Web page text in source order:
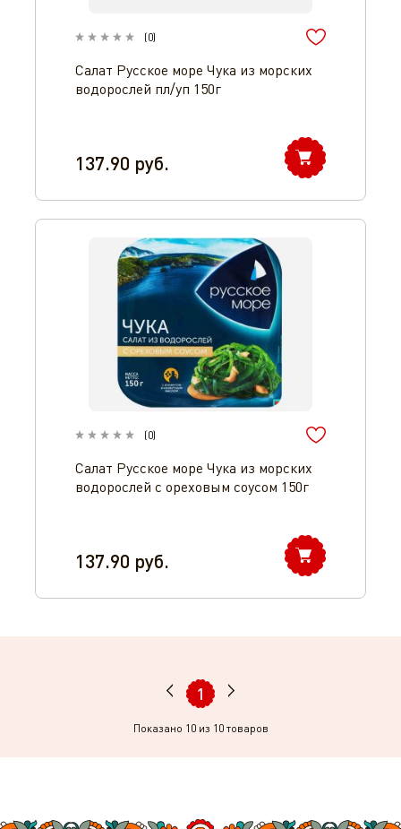
(0)
Салат Русское море Чука из морских
водорослей пл/уп 150г
137.90 руб.
(0)
Салат Русское море Чука из морских
водорослей с ореховым соусом 150г
137.90 руб.
1
Показано 10из 10 товаров